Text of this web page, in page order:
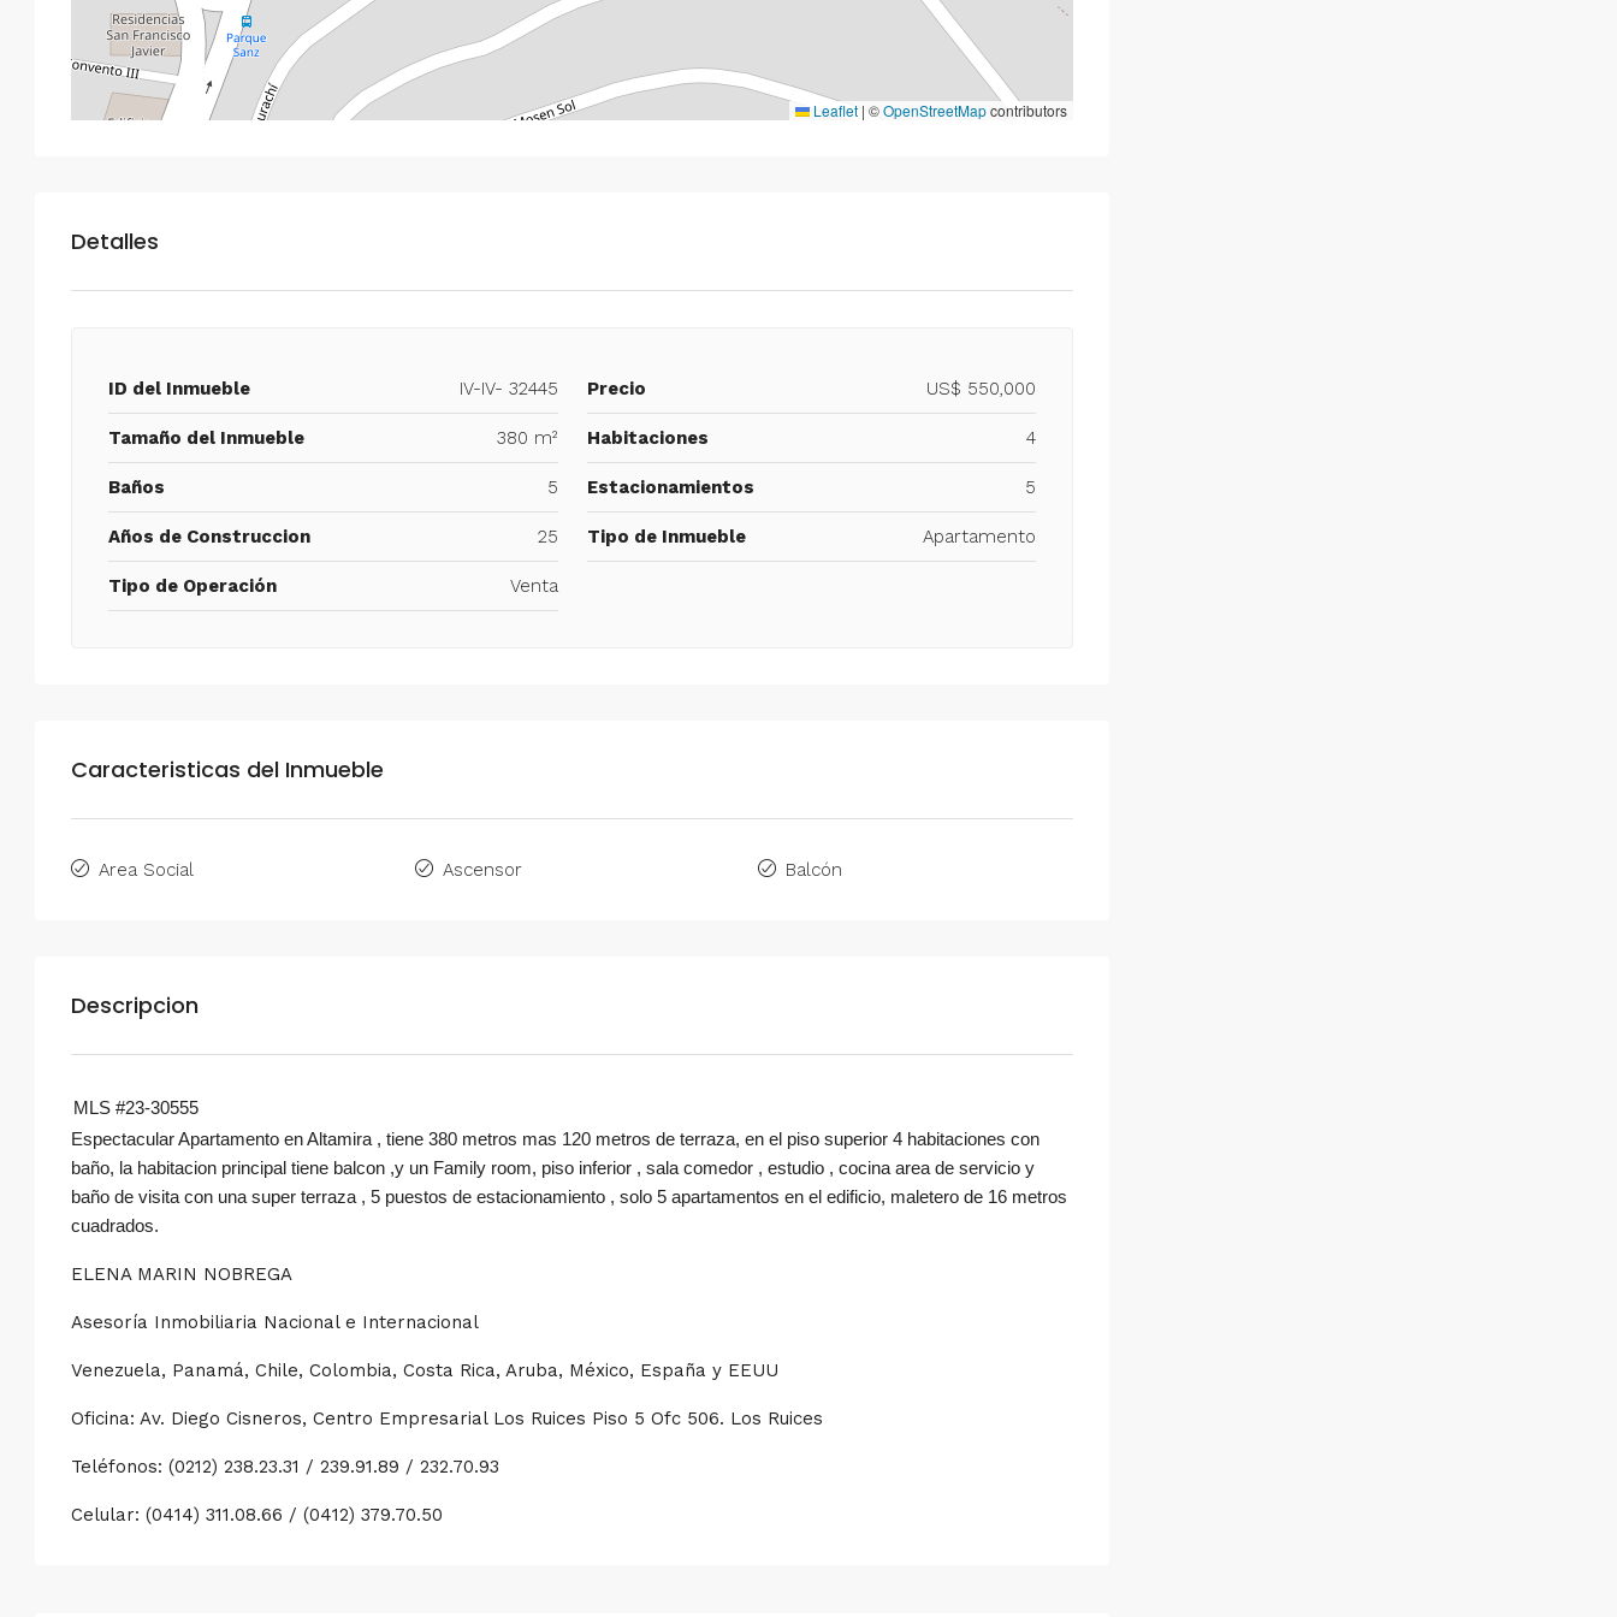
Leaflet | ©OpenStreetMapcontributors
Detalles
ID del Inmueble IV-IV- 32445 Precio US$ 550,000
Tamaño del Inmueble 380 m² Habitaciones 4
Baños 5 Estacionamientos 5
Años de Construccion 25 Tipo de Inmueble Apartamento
Tipo de Operación Venta
Caracteristicas del Inmueble
Area Social Ascensor Balcón
Descripcion
MLS #23-30555
Espectacular Apartamento en Altamira , tiene 380 metros mas 120 metros de terraza, en el piso superior 4 habitaciones con
baño, la habitacion principal tiene balcon ,y un Family room, piso inferior , sala comedor , estudio , cocina area de servicio y
baño de visita con una super terraza , 5 puestos de estacionamiento , solo 5 apartamentos en el edificio, maletero de 16 metros
cuadrados.
ELENA MARIN NOBREGA
Asesoría Inmobiliaria Nacional e Internacional
Venezuela, Panamá, Chile, Colombia, Costa Rica, Aruba, México, España y EEUU
Oficina: Av. Diego Cisneros, Centro Empresarial Los Ruices Piso 5 Ofc 506. Los Ruices
Teléfonos: (0212) 238.23.31 / 239.91.89 / 232.70.93
Celular: (0414) 311.08.66 / (0412) 379.70.50